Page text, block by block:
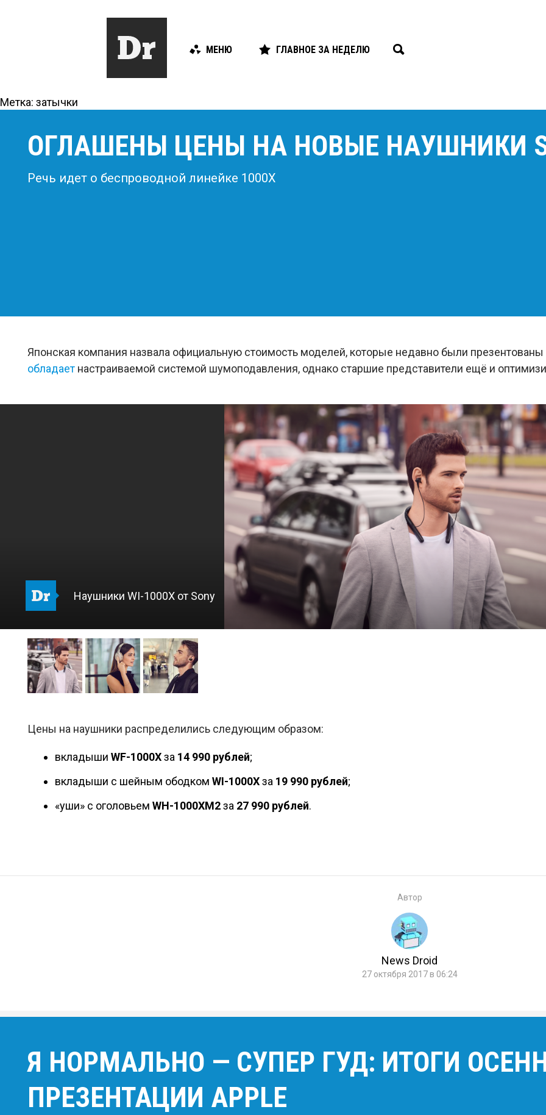
МЕНЮ ГЛАВНОЕ ЗА НЕДЕЛЮ
Метка: затычки
ОГЛАШЕНЫ ЦЕНЫ НА НОВЫЕ НАУШНИКИ
Речь идет о беспроводной линейке 1000X
Японская компания назвала официальную стоимость моделей, которые недавно были
обладает настраиваемой системой шумоподавления, однако старшие представители ещё и
Наушники WI-1000X от Sony
Цены на наушники распределились следующим образом:
вкладыши WF-1000Xза 14 990 рублей;
вкладыши с шейным ободком WI-1000Xза 19 990 рублей;
«уши» с оголовьем WH-1000XM2за 27 990 рублей.
Автор
News Droid
27 октября 2017 в 06:24
Я НОРМАЛЬНО — СУПЕР ГУД: ИТОГИ
ПРЕЗЕНТАЦИИ APPLE